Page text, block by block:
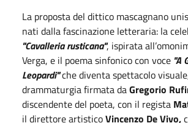
La proposta del dittico mascagnano
nati dalla fascinazione letteraria: la
"Cavalleria rusticana", ispirata
Verga, e il poema sinfonico con voce "A
Leopardi"che diventa spettacolo
drammaturgia firmata daGregorio
discendente del poeta, con il regista
il direttore artisticoVincenzo De Vivo,